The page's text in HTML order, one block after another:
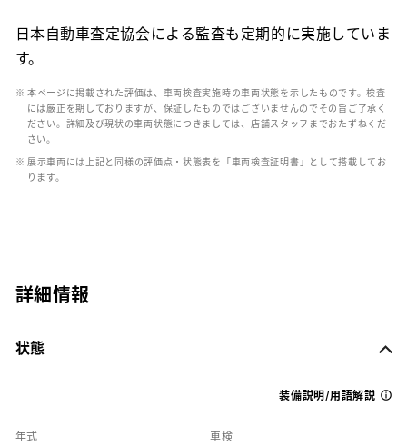
日本自動車査定協会による監査も定期的に実施していま
す。
※ 本ページに掲載された評価は、車両検査実施時の車両状態を示したものです。検査
には厳正を期しておりますが、保証したものではございませんのでその旨ご了承く
ださい。詳細及び現状の車両状態につきましては、店舗スタッフまでおたずねくだ
さい。
※ 展示車両には上記と同様の評価点・状態表を「車両検査証明書」として搭載してお
ります。
詳細情報
状態
装備説明/用語解説
年式 車検